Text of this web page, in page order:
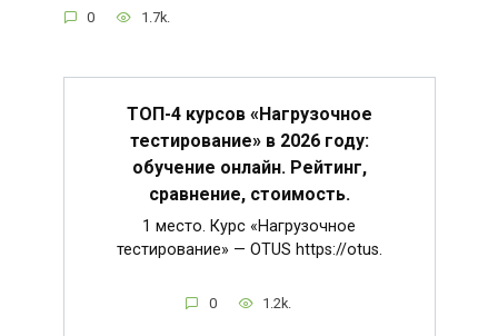
0 1.7k.
ТОП-4 курсов «Нагрузочное
тестирование» в 2026 году:
обучение онлайн. Рейтинг,
сравнение, стоимость.
1 место. Курс «Нагрузочное
тестирование» — OTUS https://otus.
0 1.2k.